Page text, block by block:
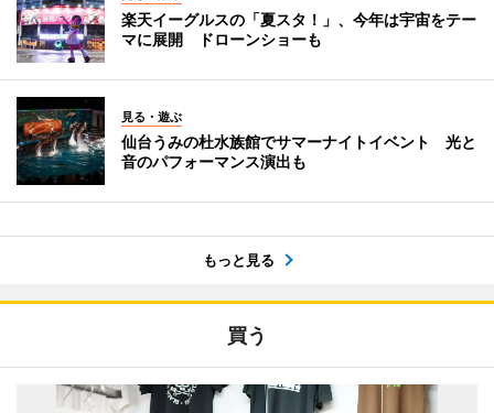
楽天イーグルスの「夏スタ！」、今年は宇宙をテー
マに展開 ドローンショーも
見る・遊ぶ
仙台うみの杜水族館でサマーナイトイベント 光と
音のパフォーマンス演出も
もっと見る
買う